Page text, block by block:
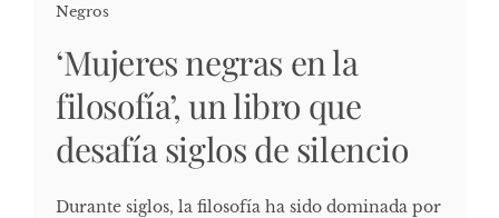
Negros
‘Mujeres negras en la
filosofía’, un libro que
desafía siglos de silencio
Durante siglos, la filosofía ha sido dominada por